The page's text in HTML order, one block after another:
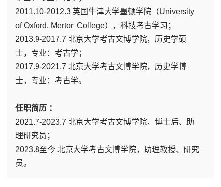
2011.10-2012.3 英国牛津大学墨顿学院（University
of Oxford, Merton College），科技考古学习；
2013.9-2017.7 北京大学考古文博学院，历史学硕
士，专业：考古学；
2017.9-2021.7 北京大学考古文博学院，历史学博
士，专业：考古学。
任职简历 ：
2021.7-2023.7 北京大学考古文博学院，博士后、助
理研究员；
2023.8至今 北京大学考古文博学院，助理教授、研究
员。